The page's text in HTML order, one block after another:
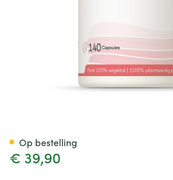
€ 39,90
Op bestelling